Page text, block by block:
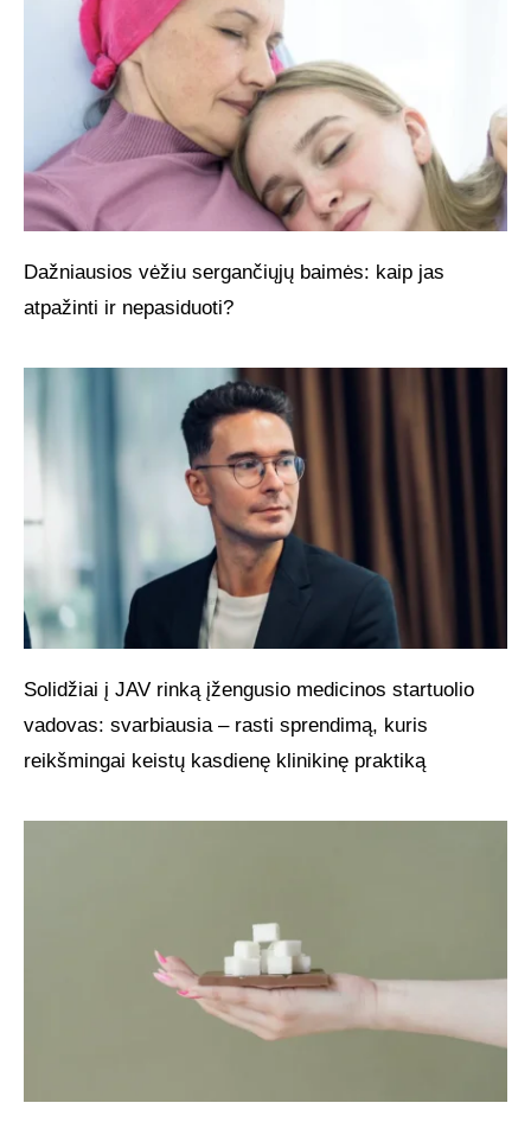
Dažniausios vėžiu sergančiųjų baimės: kaip jas
atpažinti ir nepasiduoti?
Solidžiai į JAV rinką įžengusio medicinos startuolio
vadovas: svarbiausia – rasti sprendimą, kuris
reikšmingai keistų kasdienę klinikinę praktiką